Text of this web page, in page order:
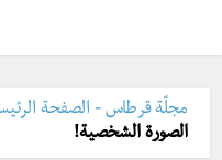
مجلّة قرطاس - الصفحة
الصورة الشخصية!